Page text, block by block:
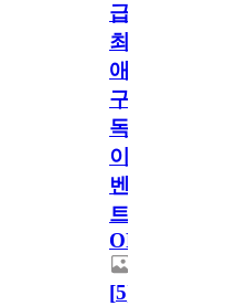
급!
최
애
구
독
이
벤
트
OPEN!
[5]